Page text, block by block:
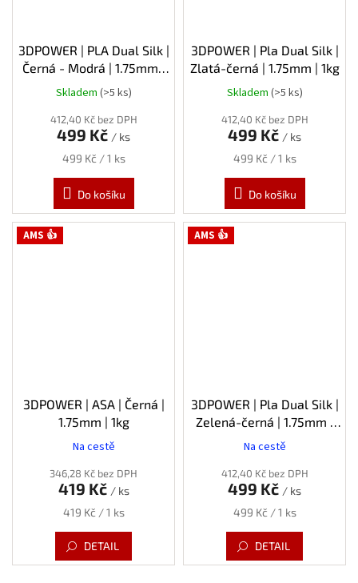
3DPOWER | PLA Dual Silk |
Černá - Modrá | 1.75mm |
1kg
Skladem (>5 ks)
412,40 Kč bez DPH
499 Kč / ks
Měrná
499 Kč / 1 ks
Do košíku
3DPOWER | Pla Dual Silk |
Zlatá-černá | 1.75mm | 1kg
Skladem (>5 ks)
412,40 Kč bez DPH
499 Kč / ks
Měrná
499 Kč / 1 ks
Do košíku
AMS 👍
3DPOWER | ASA | Černá |
1.75mm | 1kg
Na cestě
346,28 Kč bez DPH
419 Kč / ks
Měrná
419 Kč / 1 ks
DETAIL
AMS 👍
3DPOWER | Pla Dual Silk |
Zelená-černá | 1.75mm |
Na cestě
412,40 Kč bez DPH
499 Kč / ks
Měrná
499 Kč / 1 ks
DETAIL